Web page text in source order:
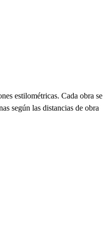
estilométricas. Cada obra se
según las distancias de obra